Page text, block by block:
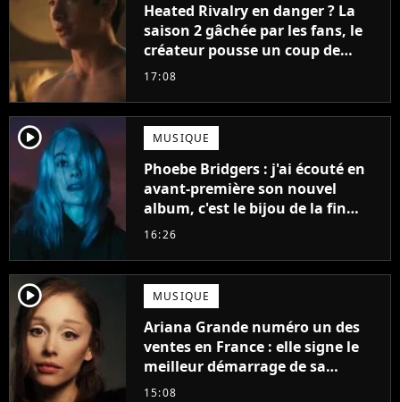
Heated Rivalry en danger ? La
saison 2 gâchée par les fans, le
créateur pousse un coup de
gueule
17:08
player2 MUSIQUE
Phoebe Bridgers : j'ai écouté en
avant-première son nouvel
album, c'est le bijou de la fin
d'été
16:26
player2 MUSIQUE
Ariana Grande numéro un des
ventes en France : elle signe le
meilleur démarrage de sa
carrière avec son album Petal
15:08